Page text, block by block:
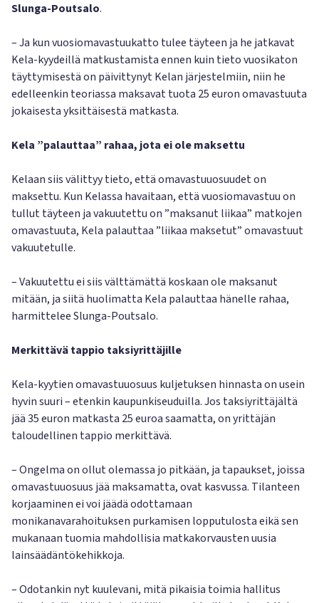
Slunga-Poutsalo.
– Ja kun vuosiomavastuukatto tulee täyteen ja he jatkavat
Kela-kyydeillä matkustamista ennen kuin tieto vuosikaton
täyttymisestä on päivittynyt Kelan järjestelmiin, niin he
edelleenkin teoriassa maksavat tuota 25 euron omavastuuta
jokaisesta yksittäisestä matkasta.
Kela ”palauttaa” rahaa, jota ei ole maksettu
Kelaan siis välittyy tieto, että omavastuuosuudet on
maksettu. Kun Kelassa havaitaan, että vuosiomavastuu on
tullut täyteen ja vakuutettu on ”maksanut liikaa” matkojen
omavastuuta, Kela palauttaa ”liikaa maksetut” omavastuut
vakuutetulle.
– Vakuutettu ei siis välttämättä koskaan ole maksanut
mitään, ja siitä huolimatta Kela palauttaa hänelle rahaa,
harmittelee Slunga-Poutsalo.
Merkittävä tappio taksiyrittäjille
Kela-kyytien omavastuuosuus kuljetuksen hinnasta on usein
hyvin suuri – etenkin kaupunkiseuduilla. Jos taksiyrittäjältä
jää 35 euron matkasta 25 euroa saamatta, on yrittäjän
taloudellinen tappio merkittävä.
– Ongelma on ollut olemassa jo pitkään, ja tapaukset, joissa
omavastuuosuus jää maksamatta, ovat kasvussa. Tilanteen
korjaaminen ei voi jäädä odottamaan
monikanavarahoituksen purkamisen lopputulosta eikä sen
mukanaan tuomia mahdollisia matkakorvausten uusia
lainsäädäntökehikkoja.
– Odotankin nyt kuulevani, mitä pikaisia toimia hallitus